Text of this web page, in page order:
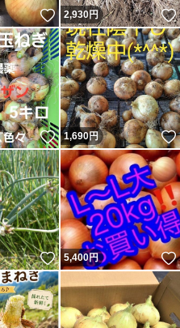
いいね！
2,930円
いいね！
1,690円
いいね！
5,400円